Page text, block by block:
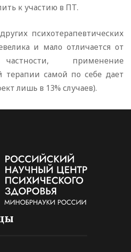
к участию в ПТ.
психотерапевтических
и мало отличается от
применение
терапии самой по себе дает
лишь в 13% случаев).